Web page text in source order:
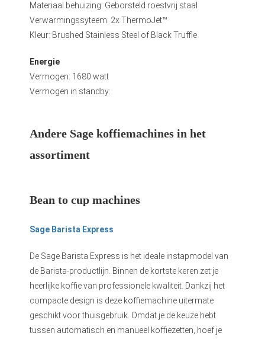
Materiaal behuizing: Geborsteld roestvrij staal
Verwarmingssyteem: 2x ThermoJet™
Kleur: Brushed Stainless Steel of Black Truffle
Energie
Vermogen: 1680 watt
Vermogen in standby:
Andere Sage koffiemachines in het
assortiment
Bean to cup machines
Sage Barista Express
De Sage Barista Express is het ideale instapmodel van
de Barista-productlijn. Binnen de kortste keren zet je
heerlijke koffie van professionele kwaliteit. Dankzij het
compacte design is deze koffiemachine uitermate
geschikt voor thuisgebruik. Omdat je de keuze hebt
tussen automatisch en manueel koffiezetten, hoef je